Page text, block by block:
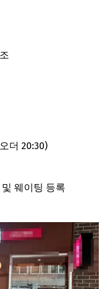
더 20:30)
웨이팅 등록